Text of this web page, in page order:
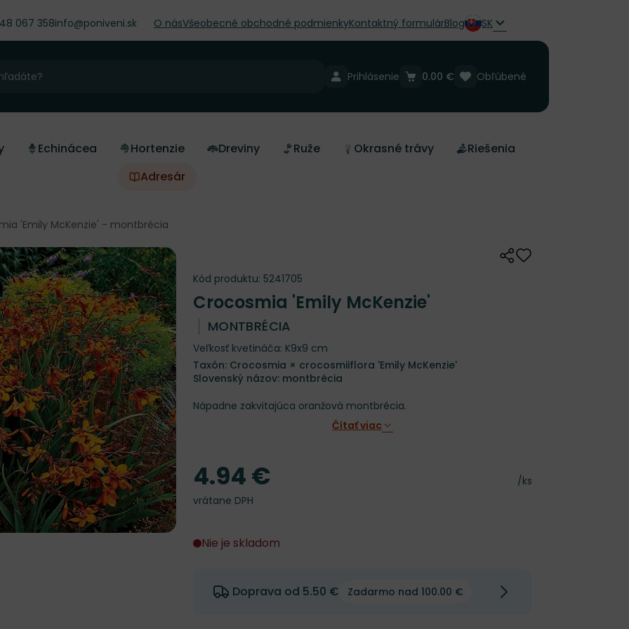
067 358info@poniveni.sk O násVšeobecné obchodné podmienkyKontaktný formulárBlog SK
Prihlásenie Obľúbené
0.00 €
Echinácea Hortenzie Dreviny Ruže Okrasné trávy
Riešenia
Adresár
'Emily McKenzie' - montbrécia
ZdieľaťOdober do
Kód produktu: 5241705
Crocosmia 'Emily McKenzie'
MONTBRÉCIA
Veľkosť kvetináča: K9x9 cm
Taxón: Crocosmia × crocosmiiflora 'Emily McKenzie'
Slovenský názov: montbrécia
Nápadne zakvitajúca oranžová montbrécia.
Čítať viac
Cena za kus
/ks
Cena
4.94 €
vrátane DPH
Nie je skladom
Doprava od 5.50 € Zadarmo nad 100.00 €